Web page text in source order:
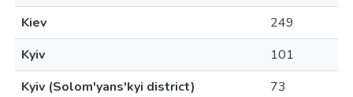
Kiev
249
Kyiv
101
Kyiv (Solom'yans'kyi district)
73